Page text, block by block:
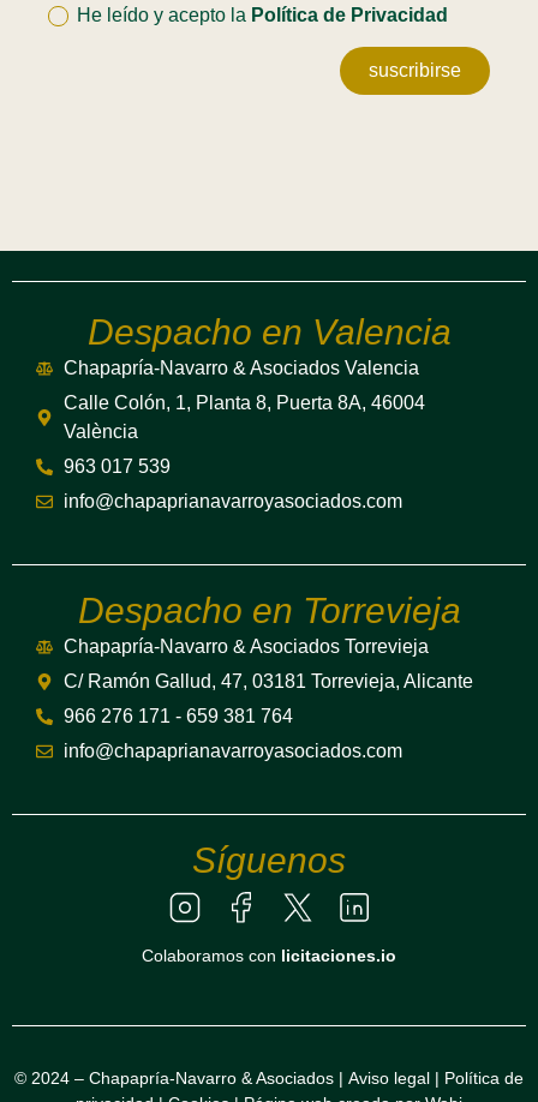
He leído y acepto la Política de Privacidad
suscribirse
Despacho en Valencia
Chapapría-Navarro & Asociados Valencia
Calle Colón, 1, Planta 8, Puerta 8A, 46004
València
963 017 539
info@chapaprianavarroyasociados.com
Despacho en Torrevieja
Chapapría-Navarro & Asociados Torrevieja
C/ Ramón Gallud, 47, 03181 Torrevieja, Alicante
966 276 171 - 659 381 764
info@chapaprianavarroyasociados.com
Síguenos
Colaboramos con licitaciones.io
© 2024 – Chapapría-Navarro & Asociados | Aviso legal | Política de